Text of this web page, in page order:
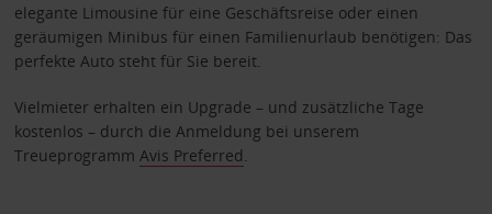
elegante Limousine für eine Geschäftsreise oder einen
geräumigen Minibus für einen Familienurlaub benötigen: Das
perfekte Auto steht für Sie bereit.
Vielmieter erhalten ein Upgrade – und zusätzliche Tage
kostenlos – durch die Anmeldung bei unserem
Treueprogramm Avis Preferred